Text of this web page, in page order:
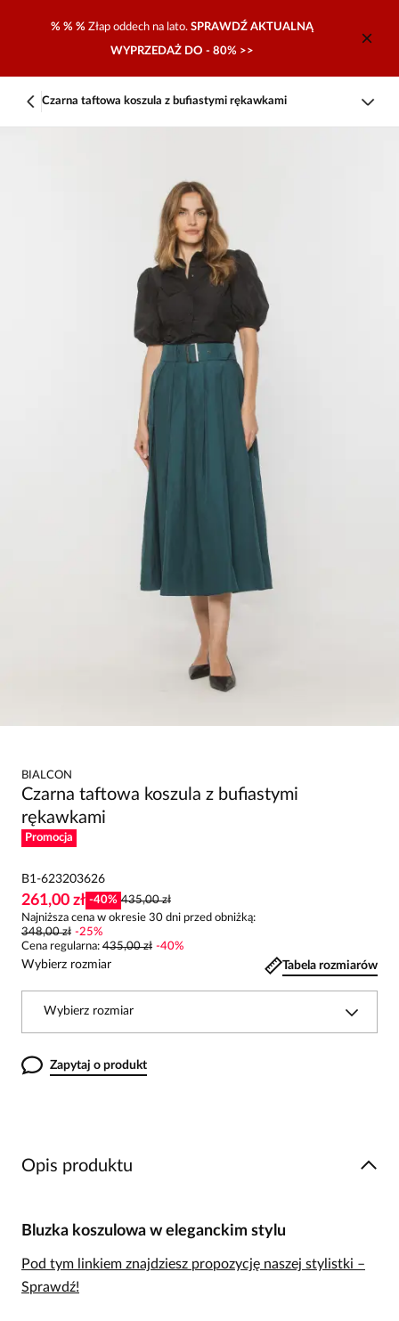
% % % Złap oddech na lato. SPRAWDŹ AKTUALNĄ
WYPRZEDAŻ DO - 80% >>
Czarna taftowa koszula z bufiastymi rękawkami
BIALCON
Czarna taftowa koszula z bufiastymi
rękawkami
Promocja
B1-623203626
261,00 zł -40% 435,00 zł
Najniższa cena w okresie 30 dni przed obniżką:
348,00 zł -25%
Cena regularna: 435,00 zł -40%
Wybierz rozmiar Tabela rozmiarów
Wybierz rozmiar
Zapytaj o produkt
Opis produktu
Bluzka koszulowa w eleganckim stylu
Pod tym linkiem znajdziesz propozycję naszej stylistki –
Sprawdź!